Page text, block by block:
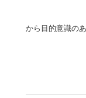
から目的意識の